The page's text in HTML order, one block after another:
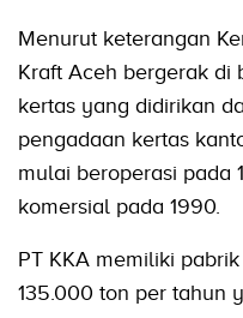
Menurut keterangan
Kraft Aceh bergerak di
kertas yang didirikan
pengadaan kertas
mulai beroperasi pada
komersial pada 1990.
PT KKA memiliki
135.000 ton per tahun